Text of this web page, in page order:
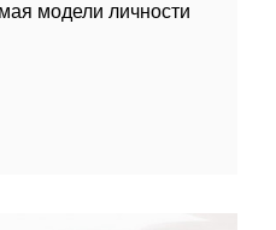
модели личности